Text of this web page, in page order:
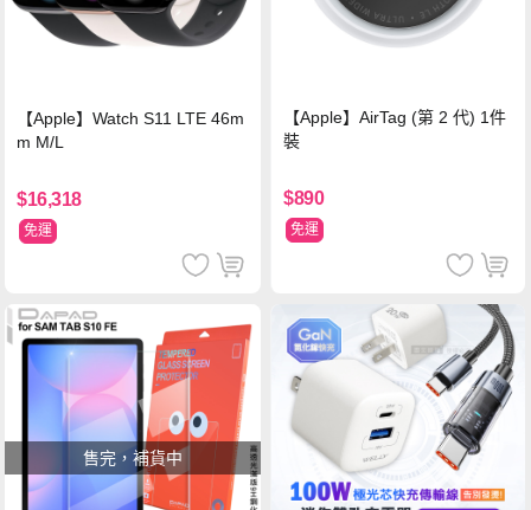
【Apple】Watch S11 LTE 46m
m M/L
$16,318
免運
【Apple】AirTag (第 2 代) 1件
裝
$890
免運
售完，補貨中